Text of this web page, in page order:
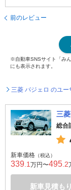
前のレビュー
※自動車SNSサイト「み
にも表示されます。
三菱 パジェロ のユ
三
総合
新車価格 （税込）
339 .1 万円〜495 .2
新車見積も